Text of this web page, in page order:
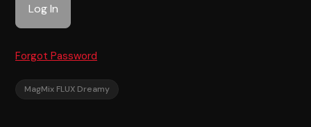
Forgot Password
MagMix FLUX Dreamy